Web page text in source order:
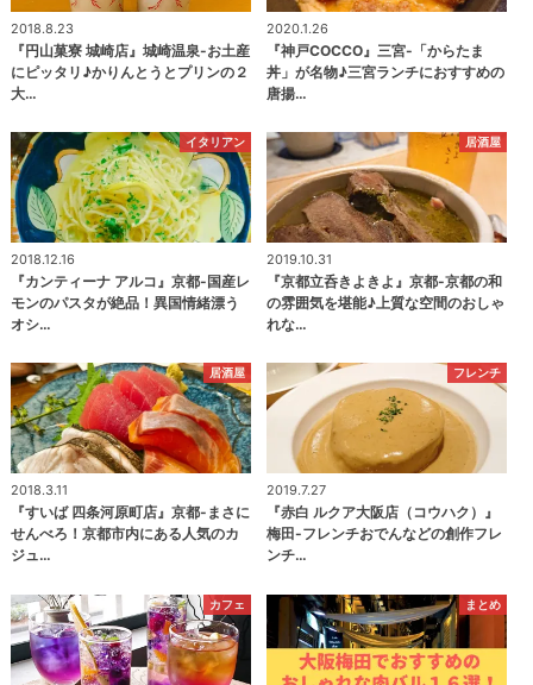
2018.8.23
『円山菓寮 城崎店』城崎温泉-お土産
にピッタリ♪かりんとうとプリンの２
大…
2020.1.26
『神戸COCCO』三宮-「からたま
丼」が名物♪三宮ランチにおすすめの
唐揚…
イタリアン
2018.12.16
『カンティーナ アルコ』京都-国産レ
モンのパスタが絶品！異国情緒漂う
オシ…
居酒屋
2019.10.31
『京都立呑きよきよ』京都-京都の和
の雰囲気を堪能♪上質な空間のおしゃ
れな…
居酒屋
2018.3.11
『すいば 四条河原町店』京都-まさに
せんべろ！京都市内にある人気のカ
ジュ…
フレンチ
2019.7.27
『赤白 ルクア大阪店（コウハク）』
梅田-フレンチおでんなどの創作フレ
ンチ…
カフェ まとめ